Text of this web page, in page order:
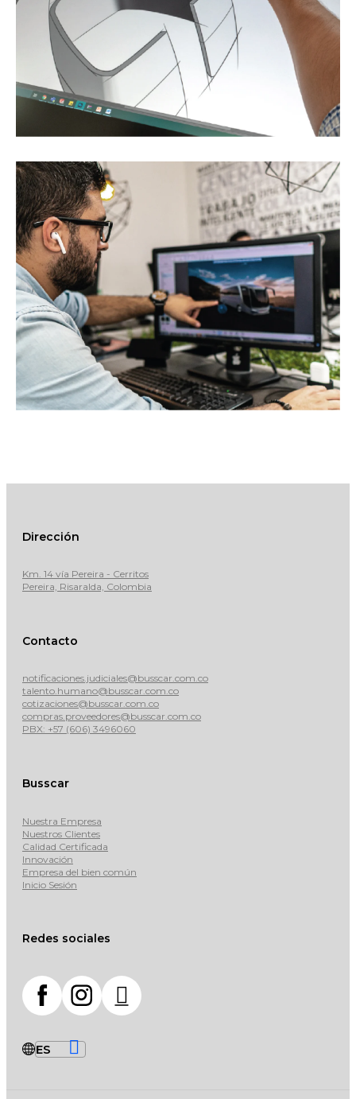
Dirección
Km. 14 vía Pereira - Cerritos
Pereira, Risaralda, Colombia
Contacto
notificaciones.judiciales@busscar.com.co
talento.humano@busscar.com.co
cotizaciones@busscar.com.co
compras.proveedores@busscar.com.co
PBX: +57 (606) 3496060
Busscar
Nuestra Empresa
Nuestros Clientes
Calidad Certificada
Innovación
Empresa del bien común
Inicio Sesión
Redes sociales